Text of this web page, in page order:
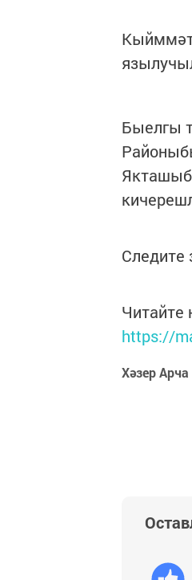
Быелгы
Читайте
https://
Хәзер